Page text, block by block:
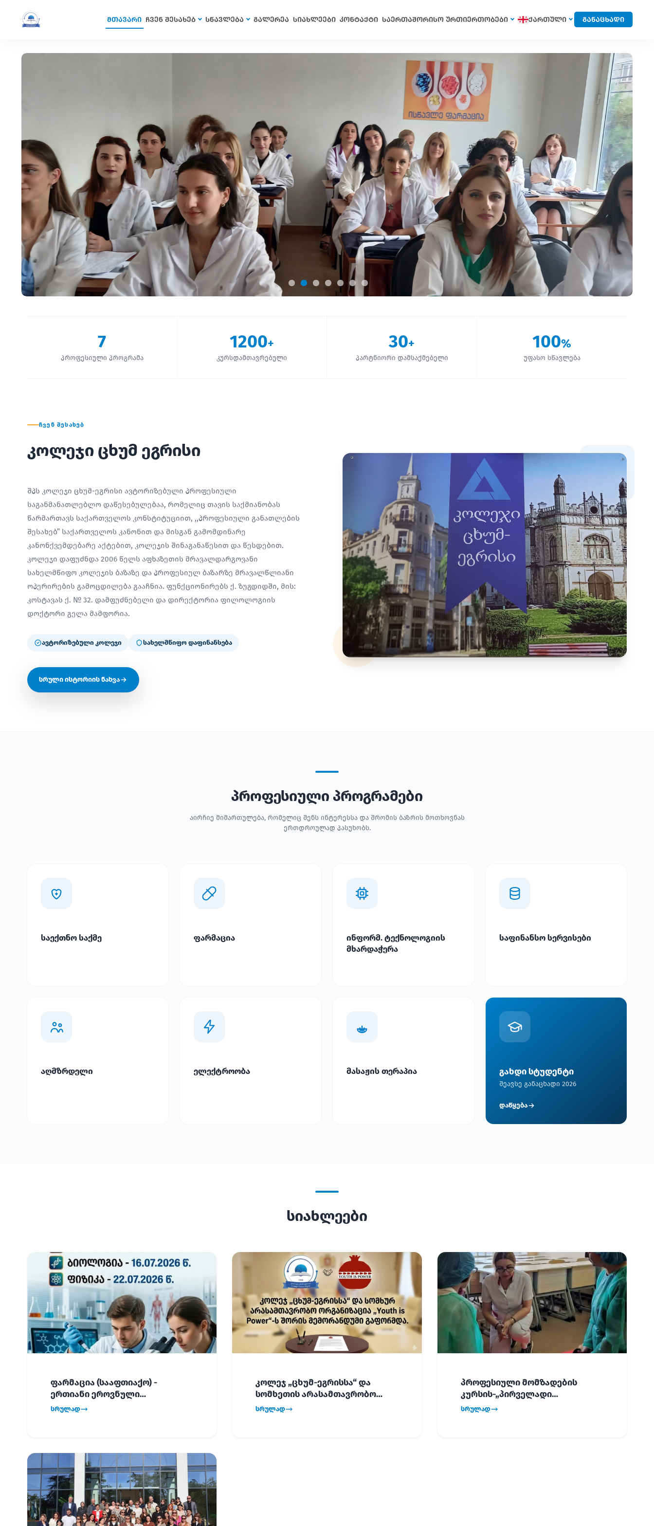
მთავარი ჩვენ შესახებ სწავლება გალერეა სიახლეები კონტაქტი საერთაშორისო ურთიერთობები ქართული განაცხადი
7
პროფესიული პროგრამა
1200+
კურსდამთავრებული
30+
პარტნიორი დამსაქმებელი
100%
უფასო სწავლება
ᲩᲕᲔᲜ ᲨᲔᲡᲐᲮᲔᲑ
კოლეჯი ცხუმ ეგრისი
შპს კოლეჯი ცხუმ-ეგრისი ავტორიზებული პროფესიული
საგანმანათლებლო დაწესებულებაა, რომელიც თავის საქმიანობას
წარმართავს საქართველოს კონსტიტუციით, ,,პროფესიული განათლების
შესახებ” საქართველოს კანონით და მისგან გამომდინარე
კანონქვემდებარე აქტებით, კოლეჯის შინაგანაწესით და წესდებით.
კოლეჯი დაფუძნდა 2006 წელს აფხაზეთის მრავალდარგოვანი
სახელმწიფო კოლეჯის ბაზაზე და პროფესიულ ბაზარზე მრავალწლიანი
ოპერირების გამოცდილება გააჩნია. ფუნქციონირებს ქ. ზუგდიდში, მის:
კოსტავას ქ. № 32. დამფუძნებელი და დირექტორია ფილოლოგიის
დოქტორი გელა მამფორია.
ავტორიზებული კოლეჯი სახელმწიფო დაფინანსება
სრული ისტორიის ნახვა
პროფესიული პროგრამები
აირჩიე მიმართულება, რომელიც შენს ინტერესსა და შრომის ბაზრის მოთხოვნას
ერთდროულად პასუხობს.
საექთნო საქმე ფარმაცია
ინფორმ. ტექნოლოგიის
მხარდაჭერა
საფინანსო სერვისები
აღმზრდელი ელექტროობა მასაჟის თერაპია გახდი სტუდენტი
შეავსე განაცხადი 2026
დაწყება
სიახლეები
ფარმაცია (სააფთიაქო) -
ერთიანი ეროვნული
გამოცდების განრიგი!
სრულად
კოლეჯ „ცხუმ-ეგრისსა“ და
სომხეთის არასამთავრობო
ორგანიზაცია „Youth is Power“-ს
სრულად
პროფესიული მომზადების
კურსის-„პირველადი
გადაუდებელი დახმარება“,
სრულად